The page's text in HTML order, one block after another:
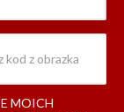
MOICH